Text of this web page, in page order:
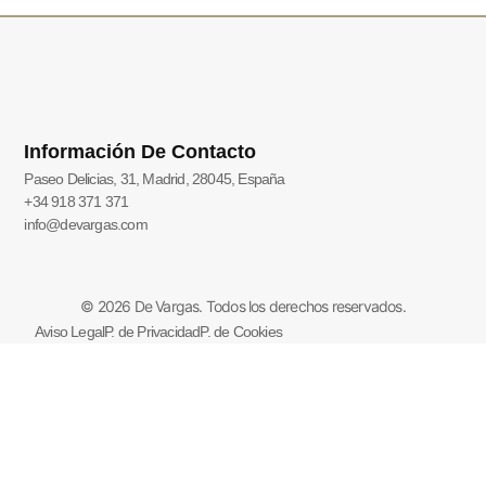
Información De Contacto
Paseo Delicias, 31, Madrid, 28045, España
+34 918 371 371
info@devargas.com
© 2026 De Vargas. Todos los derechos reservados.
Aviso LegalP. de PrivacidadP. de Cookies